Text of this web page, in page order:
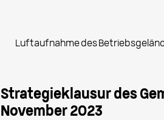
Strategieklausur des
November 2023